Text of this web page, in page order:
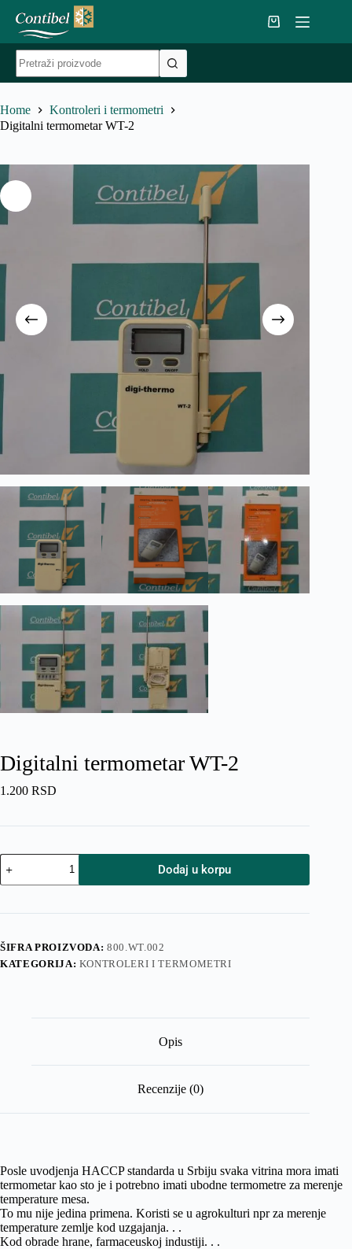
content
Shopping
cart
results
Home
Kontroleri i termometri
Digitalni termometar WT-2
Digitalni termometar WT-2
1.200 RSD
Digitalni
termometar
WT-
količina
Dodaj u korpu
ŠIFRA PROIZVODA:800.WT.002
KATEGORIJA: KONTROLERI I TERMOMETRI
Opis
Recenzije (0)
Posle uvodjenja HACCP standarda u Srbiju svaka vitrina mora imati
termometar kao sto je i potrebno imati ubodne termometre za merenje
temperature mesa.
To mu nije jedina primena. Koristi se u agrokulturi npr za merenje
temperature zemlje kod uzgajanja. . .
Kod obrade hrane, farmaceuskoj industiji. . .